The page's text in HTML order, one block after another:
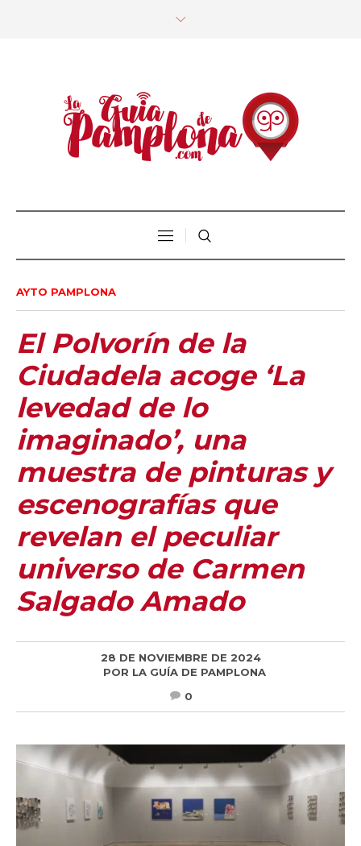
AYTO PAMPLONA
El Polvorín de la
Ciudadela acoge ‘La
levedad de lo
imaginado’, una
muestra de pinturas y
escenografías que
revelan el peculiar
universo de Carmen
Salgado Amado
28 DE NOVIEMBRE DE 2024
POR LA GUÍA DE PAMPLONA
0